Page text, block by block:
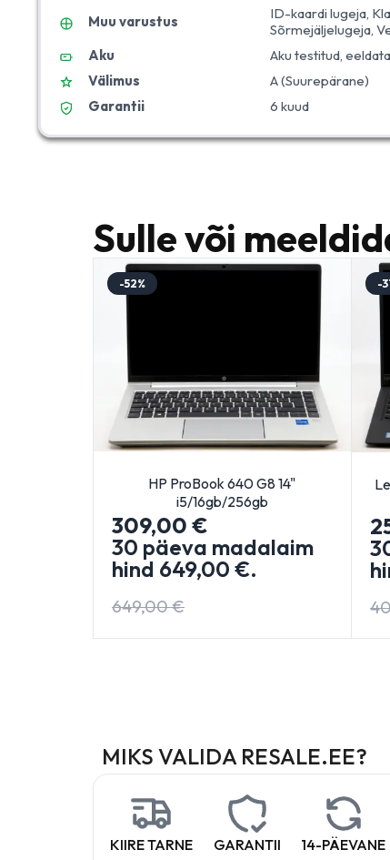
Muu varustus
ID-kaardi lugeja,
Sõrmejäljelugeja,
Aku
Aku testitud,
Välimus
A (Suurepärane)
Garantii
6 kuud
Sulle või
-52%
HP ProBook 640 G8 14"
i5/16gb/256gb
649,00€
309,00 €
30 päeva madalaim
hind 649,00 €.
-
MIKS VALIDA RESALE.EE?
KIIRE TARNE GARANTII 14-PÄEVANE